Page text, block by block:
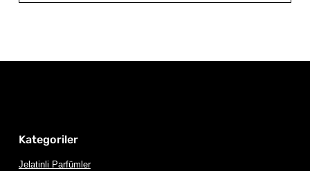
Kategoriler
Jelatinli Parfümler